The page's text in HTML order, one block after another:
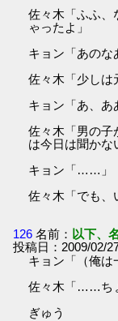
佐々木「ふふ、
ゃったよ」
キョン「あのな
佐々木「少しは
キョン「あ、あ
佐々木「男の子
は今日は聞かな
キョン「……」
佐々木「でも、
126 名前： 以下、
投稿日：2009/02/
キョン「（俺
佐々木「……ち
ぎゅう